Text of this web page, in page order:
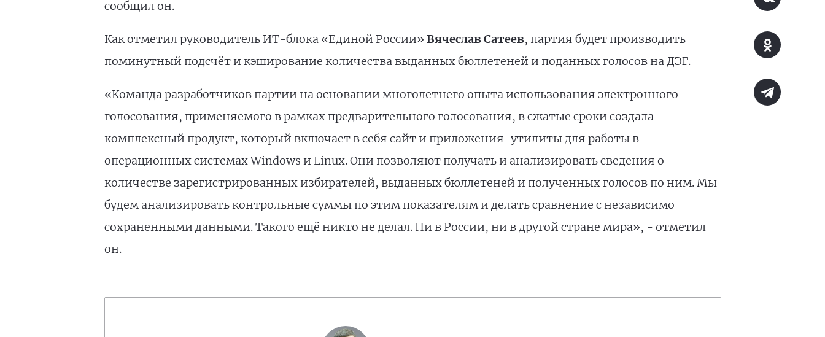
сообщил он.
Как отметил руководитель ИТ-блока «Единой России» Вячеслав Сатеев, партия будет производить
поминутный подсчёт и кэширование количества выданных бюллетеней и поданных голосов на ДЭГ.
«Команда разработчиков партии на основании многолетнего опыта использования электронного
голосования, применяемого в рамках предварительного голосования, в сжатые сроки создала
комплексный продукт, который включает в себя сайт и приложения-утилиты для работы в
операционных системах Windows и Linux. Они позволяют получать и анализировать сведения о
количестве зарегистрированных избирателей, выданных бюллетеней и полученных голосов по ним. Мы
будем анализировать контрольные суммы по этим показателям и делать сравнение с независимо
сохраненными данными. Такого ещё никто не делал. Ни в России, ни в другой стране мира», - отметил
он.